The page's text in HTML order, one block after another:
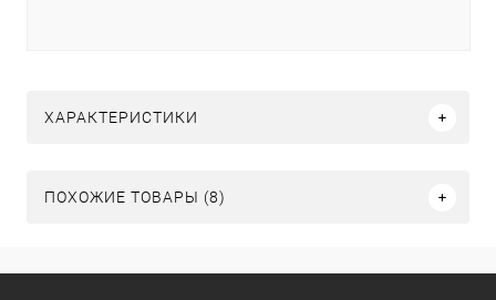
ХАРАКТЕРИСТИКИ
ПОХОЖИЕ ТОВАРЫ (8)